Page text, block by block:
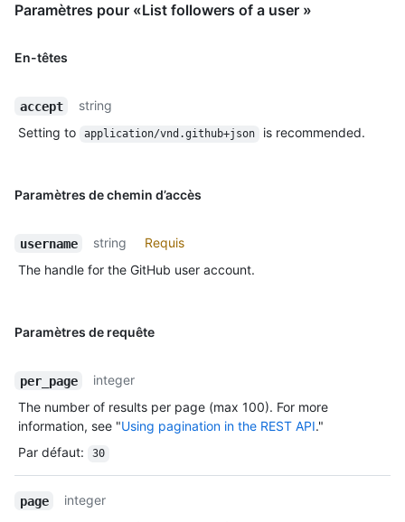
Paramètres pour «List followers of a user »
En-têtes
accept
string
Setting to
application/vnd.github+json is recommended.
Paramètres de chemin d’accès
username string
Requis
The handle for the GitHub user account.
Paramètres de requête
per_page
integer
The number of results per page (max 100). For more
information, see "Using pagination in the REST API."
Par défaut: 30
page
integer